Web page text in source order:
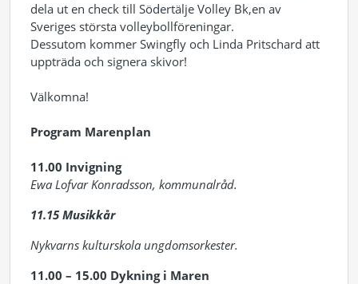
dela ut en check till Södertälje Volley Bk,en av
Sveriges största volleybollföreningar.
Dessutom kommer Swingfly och Linda Pritschard att
uppträda och signera skivor!
Välkomna!
Program Marenplan
11.00 Invigning
Ewa Lofvar Konradsson, kommunalråd.
11.15 Musikkår
Nykvarns kulturskola ungdomsorkester.
11.00 – 15.00 Dykning i Maren